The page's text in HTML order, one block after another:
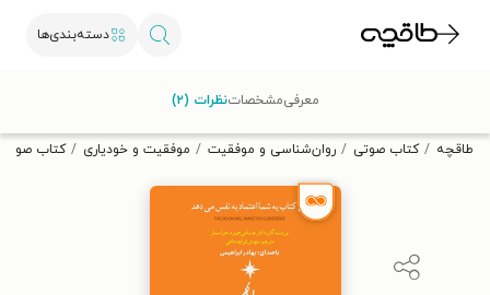
دسته‌بندی‌ها
تخفیف از طاقچه دریافت کن.
طاقچه کتاب صوتی روان‌شناسی و موفقیت موفقیت و خودیاری کتاب
معرفیمشخصاتنظرات (۲)